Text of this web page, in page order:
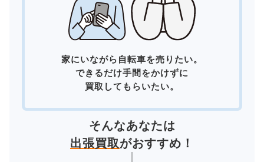
家にいながら自転車を売りたい。
できるだけ手間をかけずに
買取してもらいたい。
そんなあなたは
出張買取がおすすめ！